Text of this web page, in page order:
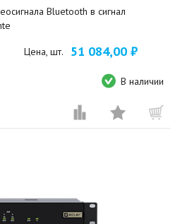
Bluetooth в сигнал
Цена, шт. 51 084,00 ₽
В наличии